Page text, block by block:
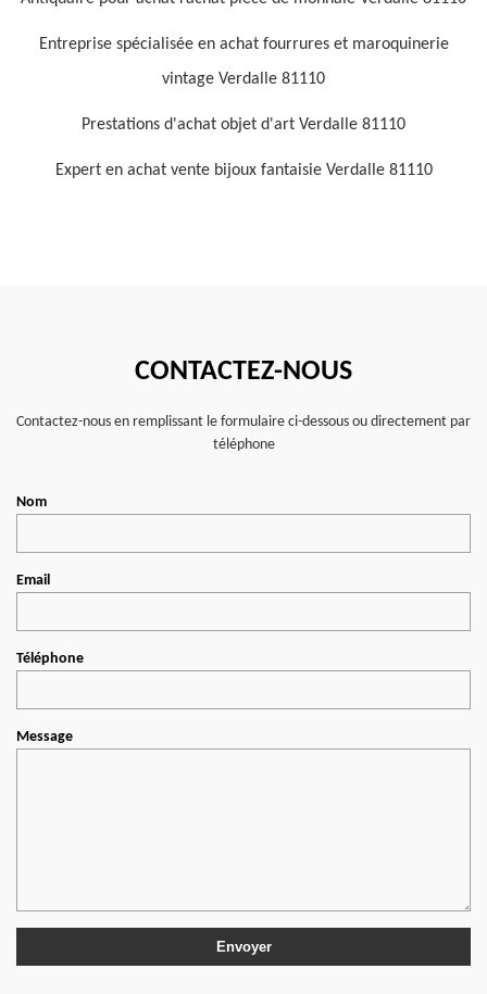
Entreprise spécialisée en achat fourrures et maroquinerie
vintage Verdalle 81110
Prestations d'achat objet d'art Verdalle 81110
Expert en achat vente bijoux fantaisie Verdalle 81110
CONTACTEZ-NOUS
Contactez-nous en remplissant le formulaire ci-dessous ou directement par
téléphone
Nom
Email
Téléphone
Message